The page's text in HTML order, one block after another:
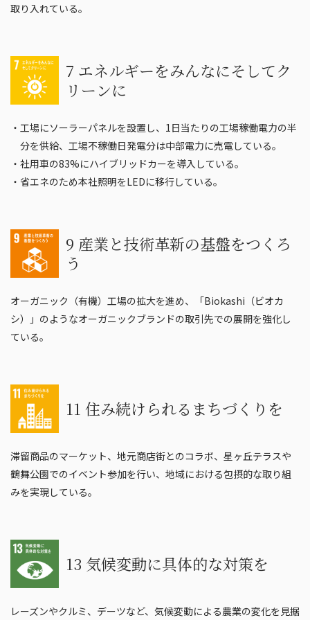
取り入れている。
7 エネルギーをみんなにそしてク
リーンに
・工場にソーラーパネルを設置し、1日当たりの工場稼働電力の半
分を供給、工場不稼働日発電分は中部電力に売電している。
・社用車の83%にハイブリッドカーを導入している。
・省エネのため本社照明をLEDに移行している。
9 産業と技術革新の基盤をつくろ
う
オーガニック（有機）工場の拡大を進め、「Biokashi（ビオカ
シ）」のようなオーガニックブランドの取引先での展開を強化し
ている。
11 住み続けられるまちづくりを
滞留商品のマーケット、地元商店街とのコラボ、星ヶ丘テラスや
鶴舞公園でのイベント参加を行い、地域における包摂的な取り組
みを実現している。
13 気候変動に具体的な対策を
レーズンやクルミ、デーツなど、気候変動による農業の変化を見据